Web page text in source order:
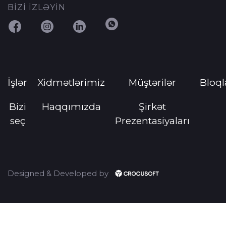
BİZİ İZLƏYİN
İşlər Xidmətlərimiz Müştərilər
Bizi
seç
Haqqımızda
Şirkət
Prezentasiyaları
Designed & Developed by